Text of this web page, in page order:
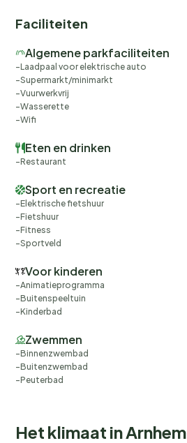
Faciliteiten
Algemene parkfaciliteiten
Laadpaal voor elektrische auto
Supermarkt/minimarkt
Vuurwerkvrij
Wasserette
Wifi
Eten en drinken
Restaurant
Sport en recreatie
Elektrische fietshuur
Fietshuur
Fitness
Sportveld
Voor kinderen
Animatieprogramma
Buitenspeeltuin
Kinderbad
Zwemmen
Binnenzwembad
Buitenzwembad
Peuterbad
Het klimaat in Arnhem